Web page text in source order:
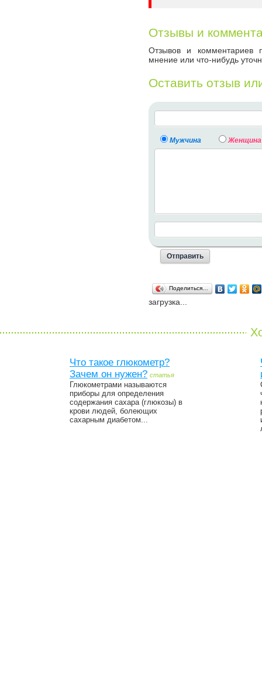
Отзывы и
Отзывов и комментариев
мнение или что-нибудь
Оставить отзыв
Мужчина Женщина
Поделиться…
загрузка...
Что такое глюкометр?
Зачем он нужен? статья
Глюкометрами называются
приборы для определения
содержания сахара (глюкозы) в
крови людей, болеющих
сахарным диабетом...